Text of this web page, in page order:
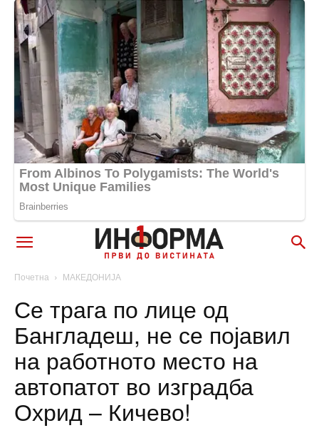
Почетна МАКЕДОНИЈА
Се трага по лице од
Бангладеш, не се појавил
на работното место на
автопатот во изградба
Охрид – Кичево!